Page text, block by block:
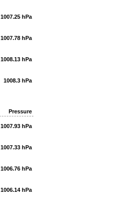
1007.25 hPa
1007.78 hPa
1008.13 hPa
1008.3 hPa
Pressure
1007.93 hPa
1007.33 hPa
1006.76 hPa
1006.14 hPa